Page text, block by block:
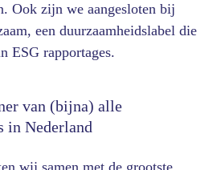
Ook zijn we aangesloten bij
een duurzaamheidslabel die
ESG rapportages.
van (bijna) alle
in Nederland
wij samen met de grootste